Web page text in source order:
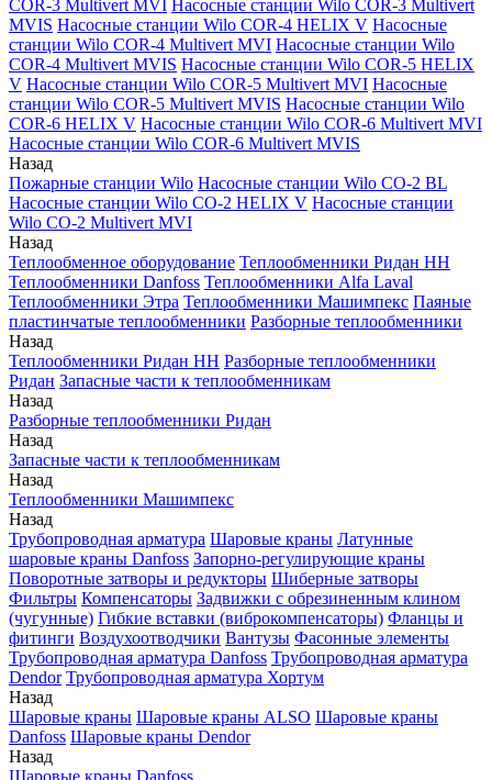
COR-3 Multivert MVI Насосные станции Wilo COR-3 Multivert
MVIS Насосные станции Wilo COR-4 HELIX V Насосные
станции Wilo COR-4 Multivert MVI Насосные станции Wilo
COR-4 Multivert MVIS Насосные станции Wilo COR-5 HELIX
V Насосные станции Wilo COR-5 Multivert MVI Насосные
станции Wilo COR-5 Multivert MVIS Насосные станции Wilo
COR-6 HELIX V Насосные станции Wilo COR-6 Multivert MVI
Насосные станции Wilo COR-6 Multivert MVIS
Назад
Пожарные станции Wilo Насосные станции Wilo CO-2 BL
Насосные станции Wilo CO-2 HELIX V Насосные станции
Wilo CO-2 Multivert MVI
Назад
Теплообменное оборудование Теплообменники Ридан НН
Теплообменники Danfoss Теплообменники Alfa Laval
Теплообменники Этра Теплообменники Машимпекс Паяные
пластинчатые теплообменники Разборные теплообменники
Назад
Теплообменники Ридан НН Разборные теплообменники
Ридан Запасные части к теплообменникам
Назад
Разборные теплообменники Ридан
Назад
Запасные части к теплообменникам
Назад
Теплообменники Машимпекс
Назад
Трубопроводная арматура Шаровые краны Латунные
шаровые краны Danfoss Запорно-регулирующие краны
Поворотные затворы и редукторы Шиберные затворы
Фильтры Компенсаторы Задвижки с обрезиненным клином
(чугунные) Гибкие вставки (виброкомпенсаторы) Фланцы и
фитинги Воздухоотводчики Вантузы Фасонные элементы
Трубопроводная арматура Danfoss Трубопроводная арматура
Dendor Трубопроводная арматура Хортум
Назад
Шаровые краны Шаровые краны ALSO Шаровые краны
Danfoss Шаровые краны Dendor
Назад
Шаровые краны Danfoss